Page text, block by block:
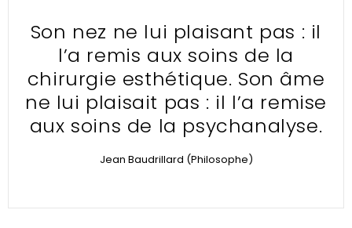
Son nez ne lui plaisant pas : il
l’a remis aux soins de la
chirurgie esthétique. Son âme
ne lui plaisait pas : il l’a remise
aux soins de la psychanalyse.
Jean Baudrillard (Philosophe)